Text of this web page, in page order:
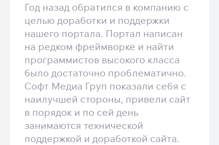
Год назад обратился в компанию с
целью доработки и поддержки
нашего портала. Портал написан
на редком фреймворке и найти
программистов высокого класса
было достаточно проблематично.
Софт Медиа Груп показали себя с
наилучшей стороны, привели сайт
в порядок и по сей день
занимаются технической
поддержкой и доработкой сайта.